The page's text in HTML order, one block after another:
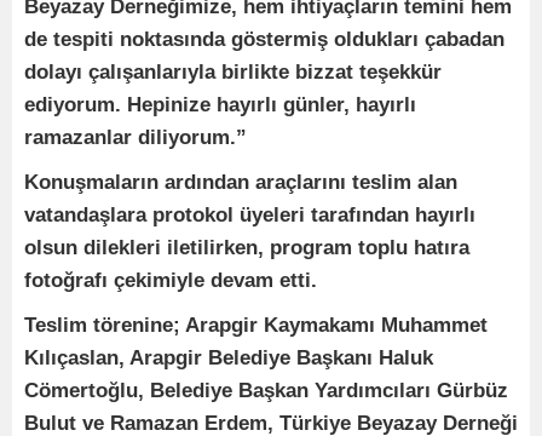
Beyazay Derneğimize, hem ihtiyaçların temini hem
de tespiti noktasında göstermiş oldukları çabadan
dolayı çalışanlarıyla birlikte bizzat teşekkür
ediyorum. Hepinize hayırlı günler, hayırlı
ramazanlar diliyorum.”
Konuşmaların ardından araçlarını teslim alan
vatandaşlara protokol üyeleri tarafından hayırlı
olsun dilekleri iletilirken, program toplu hatıra
fotoğrafı çekimiyle devam etti.
Teslim törenine; Arapgir Kaymakamı Muhammet
Kılıçaslan, Arapgir Belediye Başkanı Haluk
Cömertoğlu, Belediye Başkan Yardımcıları Gürbüz
Bulut ve Ramazan Erdem, Türkiye Beyazay Derneği